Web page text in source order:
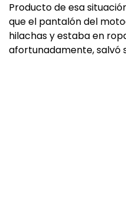
Producto de esa
que el pantalón del
hilachas y estaba en
afortunadamente, salvó